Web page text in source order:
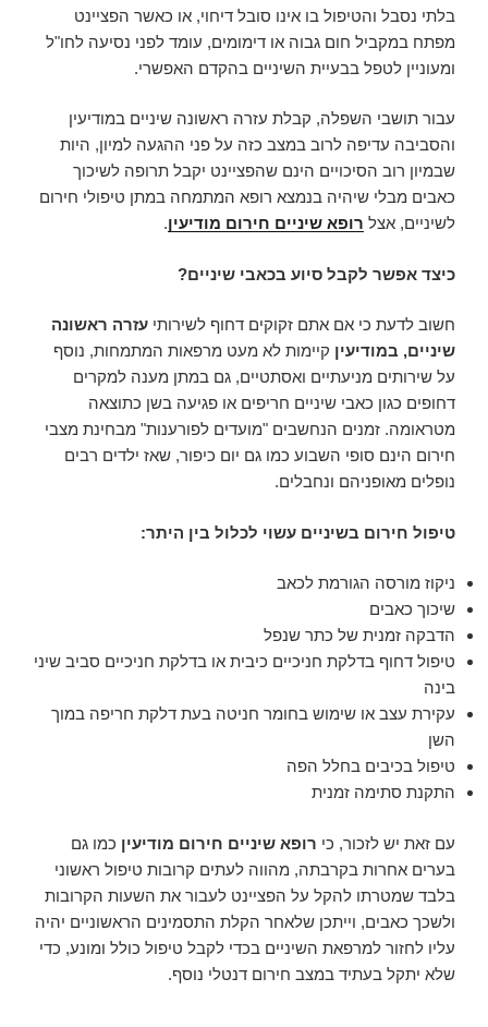
בלתי נסבל והטיפול בו אינו סובל דיחוי, או כאשר הפציינט
מפתח במקביל חום גבוה או דימומים, עומד לפני נסיעה לחו"ל
ומעוניין לטפל בבעיית השיניים בהקדם האפשרי.
עבור תושבי השפלה, קבלת עזרה ראשונה שיניים במודיעין
והסביבה עדיפה לרוב במצב כזה על פני ההגעה למיון, היות
שבמיון רוב הסיכויים הינם שהפציינט יקבל תרופה לשיכוך
כאבים מבלי שיהיה בנמצא רופא המתמחה במתן טיפולי חירום
לשיניים, אצל רופא שיניים חירום מודיעין.
כיצד אפשר לקבל סיוע בכאבי שיניים?
חשוב לדעת כי אם אתם זקוקים דחוף לשירותי עזרה ראשונה
שיניים, במודיעין קיימות לא מעט מרפאות המתמחות, נוסף
על שירותים מניעתיים ואסתטיים, גם במתן מענה למקרים
דחופים כגון כאבי שיניים חריפים או פגיעה בשן כתוצאה
מטראומה. זמנים הנחשבים "מועדים לפורענות" מבחינת מצבי
חירום הינם סופי השבוע כמו גם יום כיפור, שאז ילדים רבים
נופלים מאופניהם ונחבלים.
טיפול חירום בשיניים עשוי לכלול בין היתר:
ניקוז מורסה הגורמת לכאב
שיכוך כאבים
הדבקה זמנית של כתר שנפל
טיפול דחוף בדלקת חניכיים כיבית או בדלקת חניכיים סביב שיני
בינה
עקירת עצב או שימוש בחומר חניטה בעת דלקת חריפה במוך
השן
טיפול בכיבים בחלל הפה
התקנת סתימה זמנית
עם זאת יש לזכור, כי רופא שיניים חירום מודיעין כמו גם
בערים אחרות בקרבתה, מהווה לעתים קרובות טיפול ראשוני
בלבד שמטרתו להקל על הפציינט לעבור את השעות הקרובות
ולשכך כאבים, וייתכן שלאחר הקלת התסמינים הראשוניים יהיה
עליו לחזור למרפאת השיניים בכדי לקבל טיפול כולל ומונע, כדי
שלא יתקל בעתיד במצב חירום דנטלי נוסף.